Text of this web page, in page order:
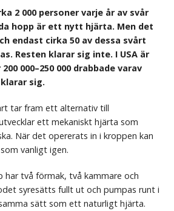
2 000 personer varje år av svår
hopp är ett nytt hjärta. Men det
endast cirka 50 av dessa svårt
Resten klarar sig inte. I USA är
000–250 000 drabbade varav
klarar sig.
tar fram ett alternativ till
ett mekaniskt hjärta som
När det opererats in i kroppen kan
vanligt igen.
har två förmak, två kammare och
syresätts fullt ut och pumpas runt i
sätt som ett naturligt hjärta.